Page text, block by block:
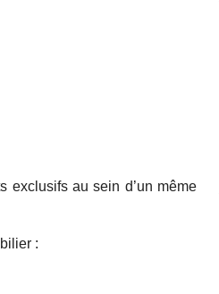
exclusifs au sein d’un même
: